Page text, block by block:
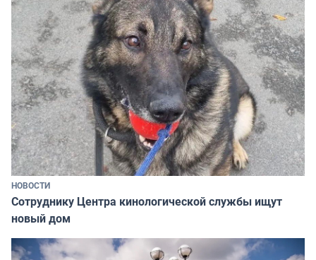
НОВОСТИ
Сотруднику Центра кинологической службы ищут
новый дом